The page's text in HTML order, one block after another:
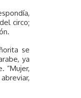
circo;
se
ya
“Mujer,